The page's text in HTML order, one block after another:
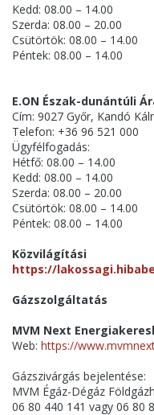
Kedd: 08.00 – 14.00
Szerda: 08.00 – 20.00
Csütörtök: 08.00 – 14.00
Péntek: 08.00 – 14.00
E.ON Észak-dunántúli
Cím: 9027 Győr, Kandó
Telefon: +36 96 521 000
Ügyfélfogadás:
Hétfő: 08.00 – 14.00
Kedd: 08.00 – 14.00
Szerda: 08.00 – 20.00
Csütörtök: 08.00 – 14.00
Péntek: 08.00 – 14.00
https://
Gázszolgáltatás
MVM Next
Web: https://
Gázszivárgás bejelentése:
MVM Égáz-Dégáz
06 80 440 141 vagy 06 80